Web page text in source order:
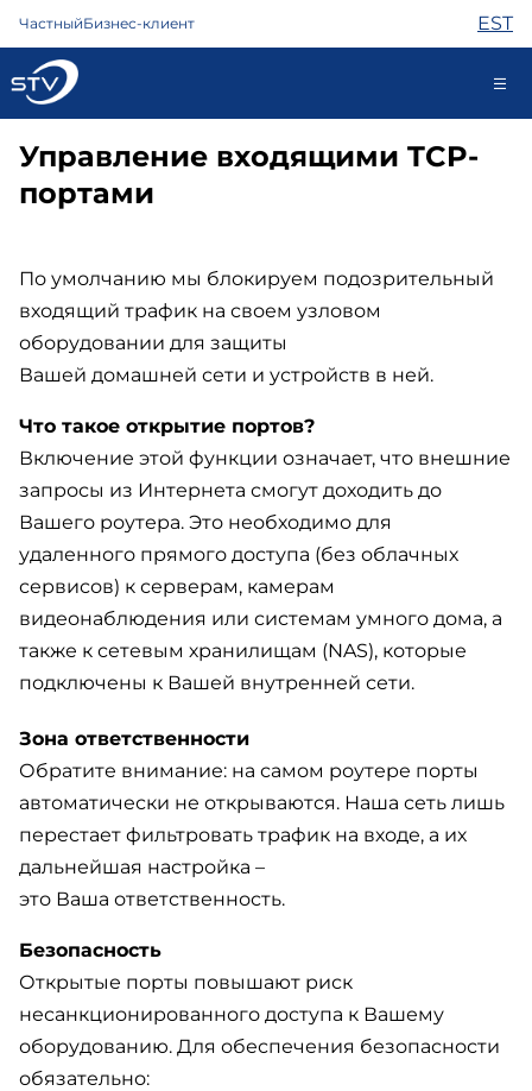
ЧастныйБизнес-клиент EST
kontakt@stv.ee
Интернет
ТВ
Телефон
Охрана
Помощь
Магазин
Новости
Управление входящими TCP-
портами
По умолчанию мы блокируем подозрительный
входящий трафик на своем узловом
оборудовании для защиты
Вашей домашней сети и устройств в ней.
Что такое открытие портов?
Включение этой функции означает, что внешние
запросы из Интернета смогут доходить до
Вашего роутера. Это необходимо для
удаленного прямого доступа (без облачных
сервисов) к серверам, камерам
видеонаблюдения или системам умного дома, а
также к сетевым хранилищам (NAS), которые
подключены к Вашей внутренней сети.
Зона ответственности
Обратите внимание: на самом роутере порты
автоматически не открываются. Наша сеть лишь
перестает фильтровать трафик на входе, а их
дальнейшая настройка –
это Ваша ответственность.
Безопасность
Открытые порты повышают риск
несанкционированного доступа к Вашему
оборудованию. Для обеспечения безопасности
обязательно: